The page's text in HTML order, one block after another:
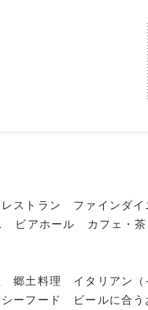
ストラン ファインダイ
ビアホール カフェ・
郷土料理 イタリアン（
ーフード ビールに合う